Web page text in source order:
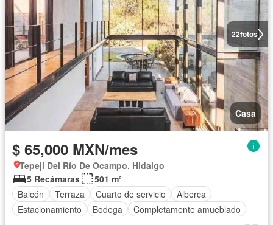
22fotos
Casa
$ 65,000 MXN/mes
Tepeji Del Río De Ocampo, Hidalgo
5 Recámaras
501 m²
Balcón
Terraza Cuarto de servicio
Alberca
Estacionamiento
Bodega Completamente amueblado